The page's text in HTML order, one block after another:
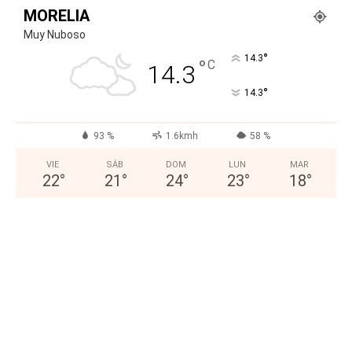
MORELIA
Muy Nuboso
14.3 °C 14.3°
14.3°
93 % 1.6kmh 58 %
VIE
22°
SÁB
21 °
DOM
24°
LUN
23°
MAR
18°